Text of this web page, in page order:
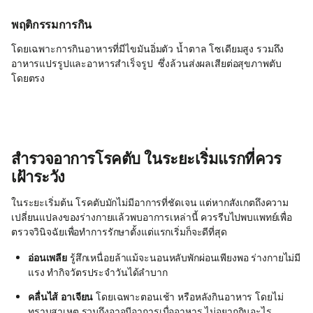
พฤติกรรมการกิน
โดยเฉพาะการกินอาหารที่มีไขมันอิ่มตัว น้ำตาล โซเดียมสูง รวมถึง
อาหารแปรรูปและอาหารสำเร็จรูป ซึ่งล้วนส่งผลเสียต่อสุขภาพตับ
โดยตรง
สำรวจอาการโรคตับ ในระยะเริ่มแรกที่ควร
เฝ้าระวัง
ในระยะเริ่มต้น โรคตับมักไม่มีอาการที่ชัดเจน แต่หากสังเกตถึงความ
เปลี่ยนแปลงของร่างกายแล้วพบอาการเหล่านี้ ควรรีบไปพบแพทย์เพื่อ
ตรวจวินิจฉัยเพื่อทำการรักษาตั้งแต่แรกเริ่มก็จะดีที่สุด
อ่อนเพลีย รู้สึกเหนื่อยล้าแม้จะนอนหลับพักผ่อนเพียงพอ ร่างกายไม่มี
แรง ทำกิจวัตรประจำวันได้ลำบาก
คลื่นไส้ อาเจียน โดยเฉพาะตอนเช้า หรือหลังกินอาหาร โดยไม่